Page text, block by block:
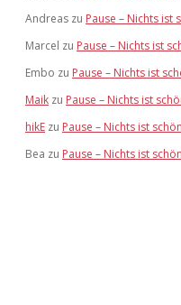
Andreas zu Pause – Nichts ist
Marcel zu Pause – Nichts ist
Embo zu Pause – Nichts ist
Maik zu Pause – Nichts ist
hikE zu Pause – Nichts ist
Bea zu Pause – Nichts ist